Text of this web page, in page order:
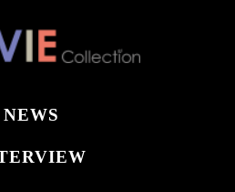
NEWS